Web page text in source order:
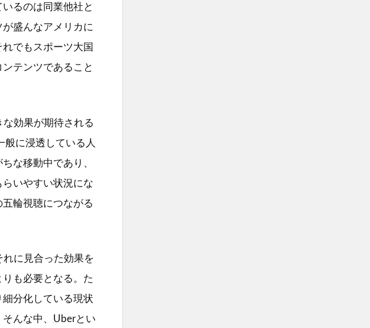
るのは同業他社と
盛んなアメリカに
でもスポーツ大国
テンツであること
効果が期待される
般に浸透している人
な移動中であり、
いやすい状況にな
輪視聴につながる
に見合った効果を
も必要となる。た
分化している現状
んな中、Uberとい